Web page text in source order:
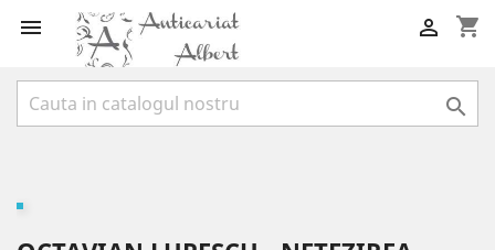
 shopping_cart

